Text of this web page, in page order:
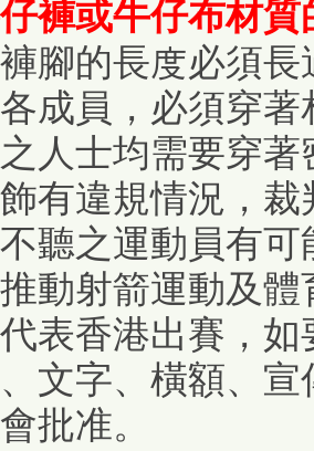
褲或牛仔布材質
腳的長度必須
成員，必須穿
人士均需要穿
有違規情況，
聽之運動員有
動射箭運動及
表香港出賽，
文字、橫額、
批准。